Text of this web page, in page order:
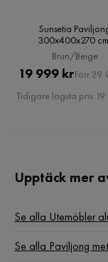
Sunsetia
300x400x270
Brun/Beige
Brun/Beige
Pris
19 999 kr
Pris
Förr 29
Tidigare lägsta pris
Upptäck mer
Se alla Utemöbler
Se alla Paviljong